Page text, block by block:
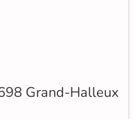
Grand-Halleux